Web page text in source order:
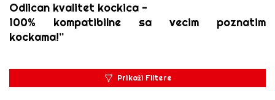
Odlican kvalitet kockica -
100% kompatibilne sa vecim poznatim
kockama!”
Prikaži Filtere